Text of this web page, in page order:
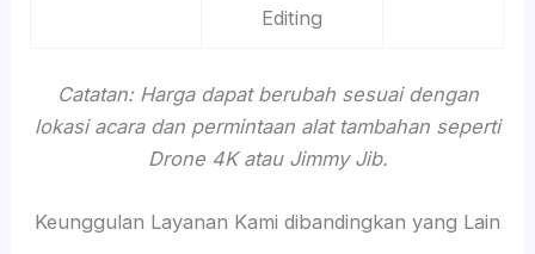
Editing
Catatan: Harga dapat berubah sesuai dengan
lokasi acara dan permintaan alat tambahan seperti
Drone 4K atau Jimmy Jib.
Keunggulan Layanan Kami dibandingkan yang Lain